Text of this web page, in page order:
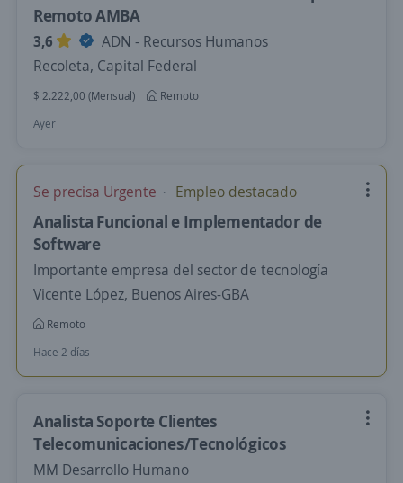
Remoto AMBA
3,6
ADN - Recursos Humanos
Recoleta, Capital Federal
$ 2.222,00 (Mensual)
Remoto
Ayer
Se precisa Urgente Empleo destacado
Analista Funcional e Implementador de
Software
Importante empresa del sector de tecnología
Vicente López, Buenos Aires-GBA
Remoto
Hace 2 días
Analista Soporte Clientes
Telecomunicaciones/Tecnológicos
MM Desarrollo Humano